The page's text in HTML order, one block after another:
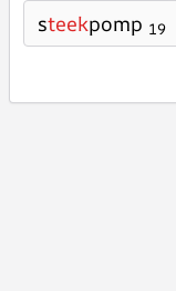
steekpomp 19